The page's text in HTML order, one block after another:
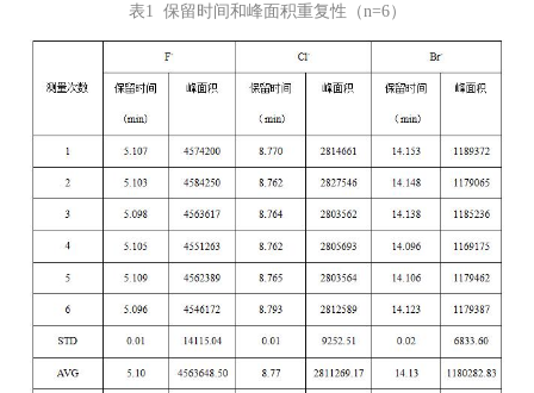
表1 保留时间和峰面积重复性（n=6）